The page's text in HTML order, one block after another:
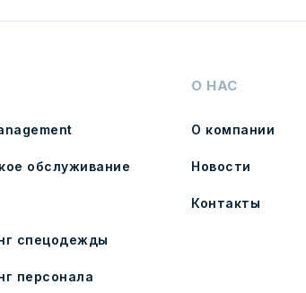
обслуживание
спецодежды
персонала
О НАС
О компании
Новости
Контакты